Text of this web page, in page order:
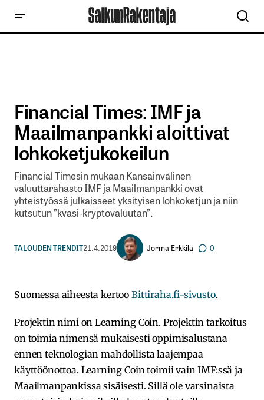
Financial Times: IMF ja
Maailmanpankki aloittivat
lohkoketjukokeilun
Financial Timesin mukaan Kansainvälinen
valuuttarahasto IMF ja Maailmanpankki ovat
yhteistyössä julkaisseet yksityisen lohkoketjun ja niin
kutsutun ”kvasi-kryptovaluutan”.
TALOUDEN TRENDIT21.4.2019 Jorma Erkkilä 0
Suomessa aiheesta kertoo Bittiraha.fi-sivusto.
Projektin nimi on Learning Coin. Projektin tarkoitus
on toimia nimensä mukaisesti oppimisalustana
ennen teknologian mahdollista laajempaa
käyttöönottoa. Learning Coin toimii vain IMF:ssä ja
Maailmanpankissa sisäisesti. Sillä ole varsinaista